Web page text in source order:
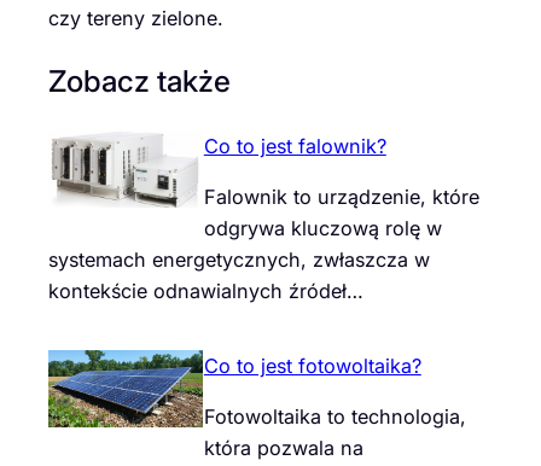
czy tereny zielone.
Zobacz także
Co to jest falownik?
Falownik to urządzenie, które
odgrywa kluczową rolę w
systemach energetycznych, zwłaszcza w
kontekście odnawialnych źródeł…
Co to jest fotowoltaika?
Fotowoltaika to technologia,
która pozwala na